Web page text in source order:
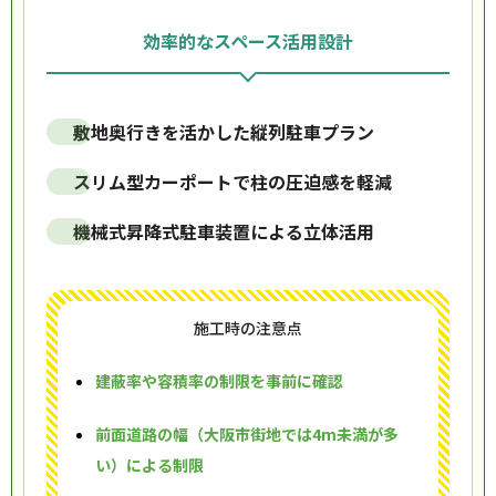
効率的なスペース活用設計
敷地奥行きを活かした縦列駐車プラン
スリム型カーポートで柱の圧迫感を軽減
機械式昇降式駐車装置による立体活用
施工時の注意点
建蔽率や容積率の制限を事前に確認
前面道路の幅（大阪市街地では4m未満が多
い）による制限